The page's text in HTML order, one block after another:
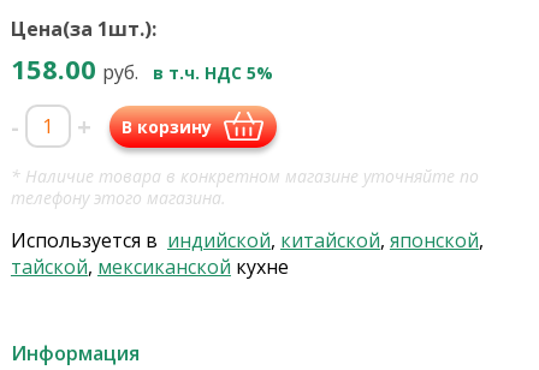
Цена(за 1шт.):
158.00 руб. в т.ч. НДС 5%
- + В корзину
* Наличие товара в конкретном магазине уточняйте по
телефону этого магазина.
Используется в индийской, китайской, японской,
тайской, мексиканской кухне
Информация